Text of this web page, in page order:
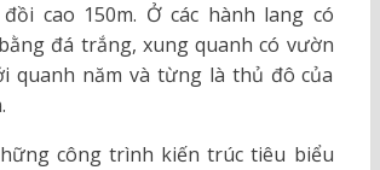
cao 150m. Ở các hành lang có
đá trắng, xung quanh có vườn
quanh năm và từng là thủ đô của
công trình kiến trúc tiêu biểu